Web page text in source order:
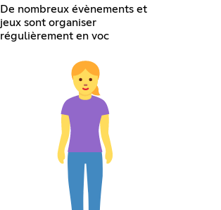
De nombreux évènements et
jeux sont organiser
régulièrement en voc